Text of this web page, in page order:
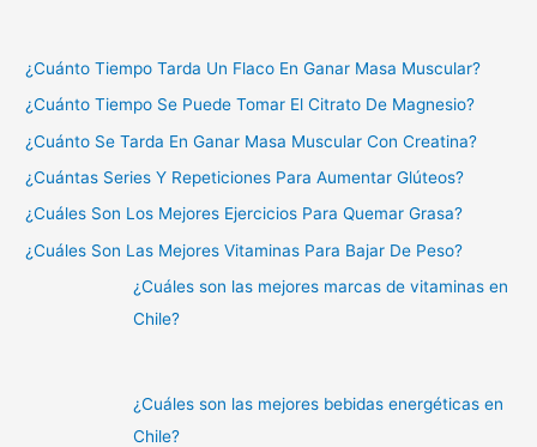
¿Cuánto Tiempo Tarda Un Flaco En Ganar Masa Muscular?
¿Cuánto Tiempo Se Puede Tomar El Citrato De Magnesio?
¿Cuánto Se Tarda En Ganar Masa Muscular Con Creatina?
¿Cuántas Series Y Repeticiones Para Aumentar Glúteos?
¿Cuáles Son Los Mejores Ejercicios Para Quemar Grasa?
¿Cuáles Son Las Mejores Vitaminas Para Bajar De Peso?
¿Cuáles son las mejores marcas de vitaminas en
Chile?
¿Cuáles son las mejores bebidas energéticas en
Chile?